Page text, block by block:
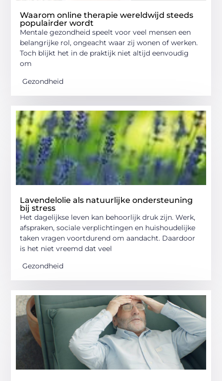
Waarom online therapie wereldwijd steeds
populairder wordt
Mentale gezondheid speelt voor veel mensen een
belangrijke rol, ongeacht waar zij wonen of werken.
Toch blijkt het in de praktijk niet altijd eenvoudig
om
Gezondheid
Lavendelolie als natuurlijke ondersteuning
bij stress
Het dagelijkse leven kan behoorlijk druk zijn. Werk,
afspraken, sociale verplichtingen en huishoudelijke
taken vragen voortdurend om aandacht. Daardoor
is het niet vreemd dat veel
Gezondheid